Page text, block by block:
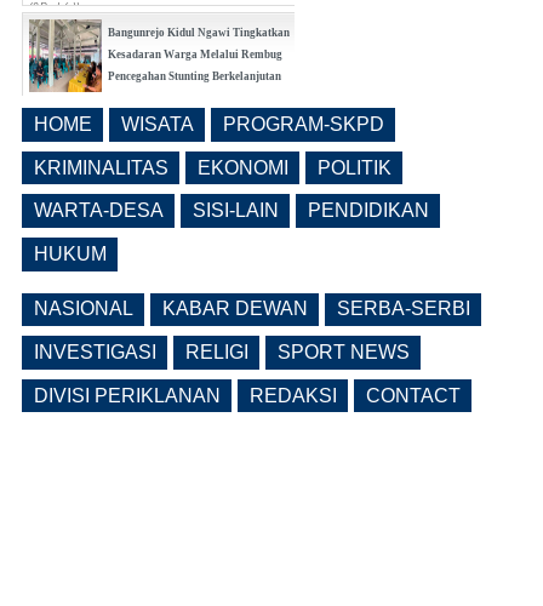
(0 Reply(s))
Bangunrejo Kidul Ngawi Tingkatkan
Kesadaran Warga Melalui Rembug
Pencegahan Stunting Berkelanjutan
Ngawi Fokus di Eks Rumdin Wakil
Bupati
(0 Reply(s))
HOME WISATA PROGRAM-SKPD
KRIMINALITAS EKONOMI POLITIK
WARTA-DESA SISI-LAIN PENDIDIKAN
HUKUM
NASIONAL KABAR DEWAN SERBA-SERBI
INVESTIGASI RELIGI SPORT NEWS
DIVISI PERIKLANAN REDAKSI CONTACT